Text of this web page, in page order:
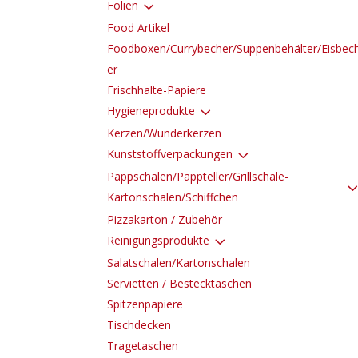
Folien 3
Food Artikel
Foodboxen/Currybecher/Suppenbehälter/
er
Frischhalte-Papiere
Hygieneprodukte 3
Kerzen/Wunderkerzen
Kunststoffverpackungen 3
Pappschalen/Pappteller/Grillschale-
Kartonschalen/Schiffchen
Pizzakarton / Zubehör
Reinigungsprodukte 3
Salatschalen/Kartonschalen
Servietten / Bestecktaschen
Spitzenpapiere
Tischdecken
Tragetaschen